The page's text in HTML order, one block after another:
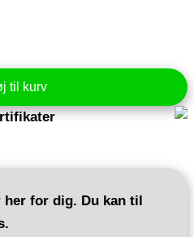
til kurv
her for dig. Du kan til